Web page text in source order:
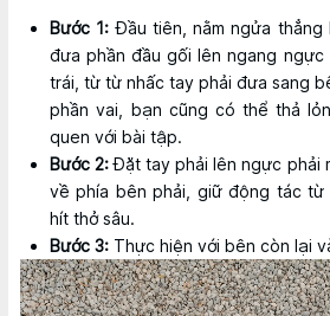
Bước 1:Đầu tiên, nằm ngửa thẳng
đưa phần đầu gối lên ngang
trái, từ từ nhấc tay phải đưa sang
phần vai, bạn cũng có thể thả
quen với bài tập.
Bước 2:Đặt tay phải lên ngực phải
về phía bên phải, giữ động tác
hít thở sâu.
Bước 3: Thực hiện với bên còn lại